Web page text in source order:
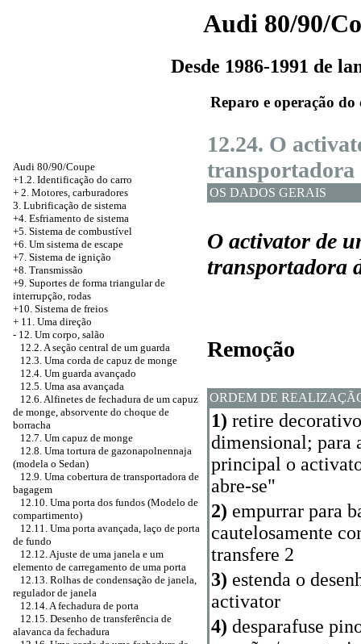
Audi 80/90/
Desde 1986-1991 de
Reparo e operação do
Audi 80/90/Coupe
+1.2. Identificação do carro
+ 2. Motores, carburadores
3. Lubrificação de sistema
+4. Esfriamento de sistema
+5. Sistema de combustível
+6. Um sistema de escape
+7. Sistema de ignição
+8. Transmissão
+9. Suportes de forma triangular de
interrupção, rodas
+10. Sistema de freios
+ 11. Uma direção
- 12. Um corpo, salão
12.2. A seção central de um guarda
12.3. Uma corda de capuz de monge
12.4. Um guarda avançado
12.5. Uma asa avançada
12.6. Alfinetes de fechadura de um capuz
de monge, absorvente do choque de
borracha
12.7. Um capuz de monge
12.8. Uma tortura de gazonapolnennaja
(modela o Sedan)
12.9. Uma cobertura de transportadora de
bagagem
12.10. Uma porta dos fundos (Modelo de
compartimento)
12.11. Uma porta avançada, laço de porta
de fundo
12.12. Ajuste de uma janela e um
elemento de carregamento de uma porta
12.13. Rolhas de condensação de janela,
regulador de janela
12.14. A fechadura de porta
12.15. Desenho de transferência de
alavanca da fechadura
12.24. O
transportadora
OS DADOS GERAIS
O activator de
transportadora
Remoção
ORDEM DE
1) retire
dimensional; para
principal o
abre-se"
2) empurrar para
cautelosamente
transfere 2
3) estenda o
activator
4) desparafuse